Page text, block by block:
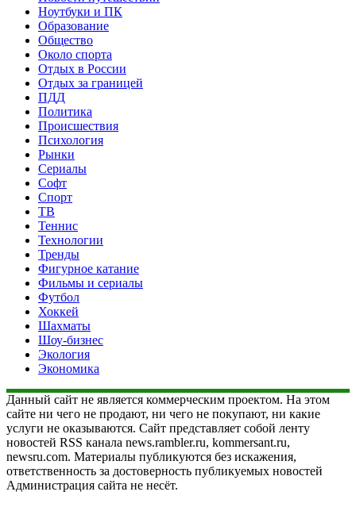
Ноутбуки и ПК
Образование
Общество
Около спорта
Отдых в России
Отдых за границей
ПДД
Политика
Происшествия
Психология
Рынки
Сериалы
Софт
Спорт
ТВ
Теннис
Технологии
Тренды
Фигурное катание
Фильмы и сериалы
Футбол
Хоккей
Шахматы
Шоу-бизнес
Экология
Экономика
Данный сайт не является коммерческим проектом. На этом
сайте ни чего не продают, ни чего не покупают, ни какие
услуги не оказываются. Сайт представляет собой ленту
новостей RSS канала news.rambler.ru, kommersant.ru,
newsru.com. Материалы публикуются без искажения,
ответственность за достоверность публикуемых новостей
Администрация сайта не несёт.